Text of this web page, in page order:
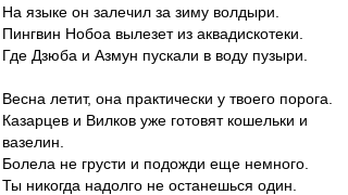
На языке он залечил за зиму волдыри.
Пингвин Нобоа вылезет из аквадискотеки.
Где Дзюба и Азмун пускали в воду пузыри.
Весна летит, она практически у твоего порога.
Казарцев и Вилков уже готовят кошельки и
вазелин.
Болела не грусти и подожди еще немного.
Ты никогда надолго не останешься один.